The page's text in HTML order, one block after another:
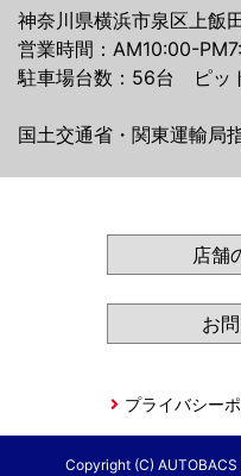
神奈川県横浜市泉区上飯
営業時間：AM10:00-
駐車場台数：56台 ピッ
国土交通省・関東運輸局
店舗
お
プライバシー
Copyright (C)